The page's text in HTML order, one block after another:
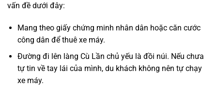
vấn đề dưới đây:
Mang theo giấy chứng minh nhân dân hoặc căn cước
công dân để thuê xe máy.
Đường đi lên làng Cù Lần chủ yếu là đồi núi. Nếu chưa
tự tin về tay lái của mình, du khách không nên tự chạy
xe máy.